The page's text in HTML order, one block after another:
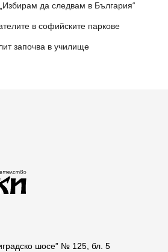
да следвам в България“
в софийските паркове
започва в училище
шосе” № 125, бл. 5